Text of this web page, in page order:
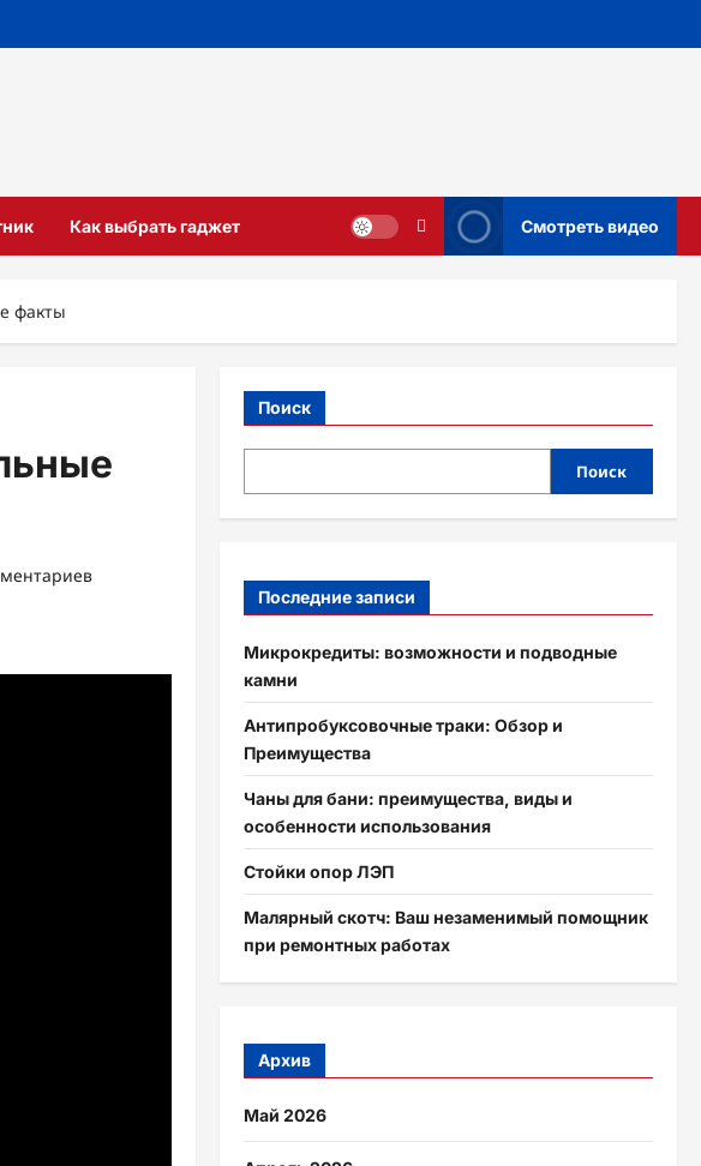
Как выбрать гаджет Смотреть видео
факты
Поиск
Поиск
Последние записи
Микрокредиты: возможности и подводные
камни
Антипробуксовочные траки: Обзор и
Преимущества
Чаны для бани: преимущества, виды и
особенности использования
Стойки опор ЛЭП
Малярный скотч: Ваш незаменимый помощник
при ремонтных работах
Архив
Май 2026